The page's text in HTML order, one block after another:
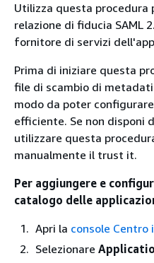
Utilizza questa procedura
relazione di fiducia SAML
fornitore di servizi
Prima di iniziare questa
file di scambio di
modo da poter
efficiente. Se non disponi
utilizzare questa
manualmente il trust it.
Per aggiungere e
catalogo delle
Apri la console Centro
Selezionare